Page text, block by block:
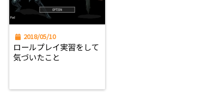
2018/05/10
ロールプレイ実習をして
気づいたこと